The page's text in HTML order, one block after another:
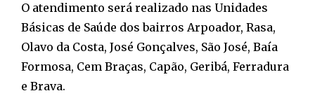
O atendimento será realizado nas Unidades
Básicas de Saúde dos bairros Arpoador, Rasa,
Olavo da Costa, José Gonçalves, São José, Baía
Formosa, Cem Braças, Capão, Geribá, Ferradura
e Brava.